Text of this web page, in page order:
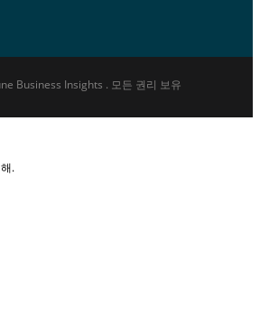
Business Insights . 모든 권리 보유
.